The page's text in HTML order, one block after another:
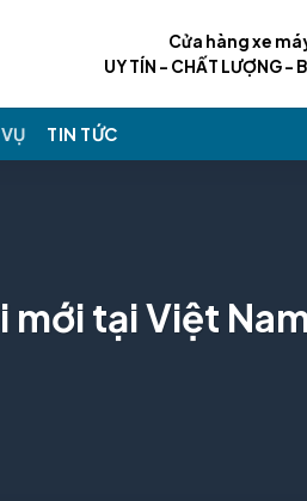
Cửa hàng xe
UY TÍN - CHẤT LƯỢNG -
TIN TỨC
tại Việt